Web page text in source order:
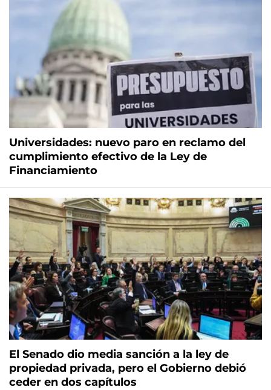
Universidades: nuevo paro en reclamo del
cumplimiento efectivo de la Ley de
Financiamiento
El Senado dio media sanción a la ley de
propiedad privada, pero el Gobierno debió
ceder en dos capítulos